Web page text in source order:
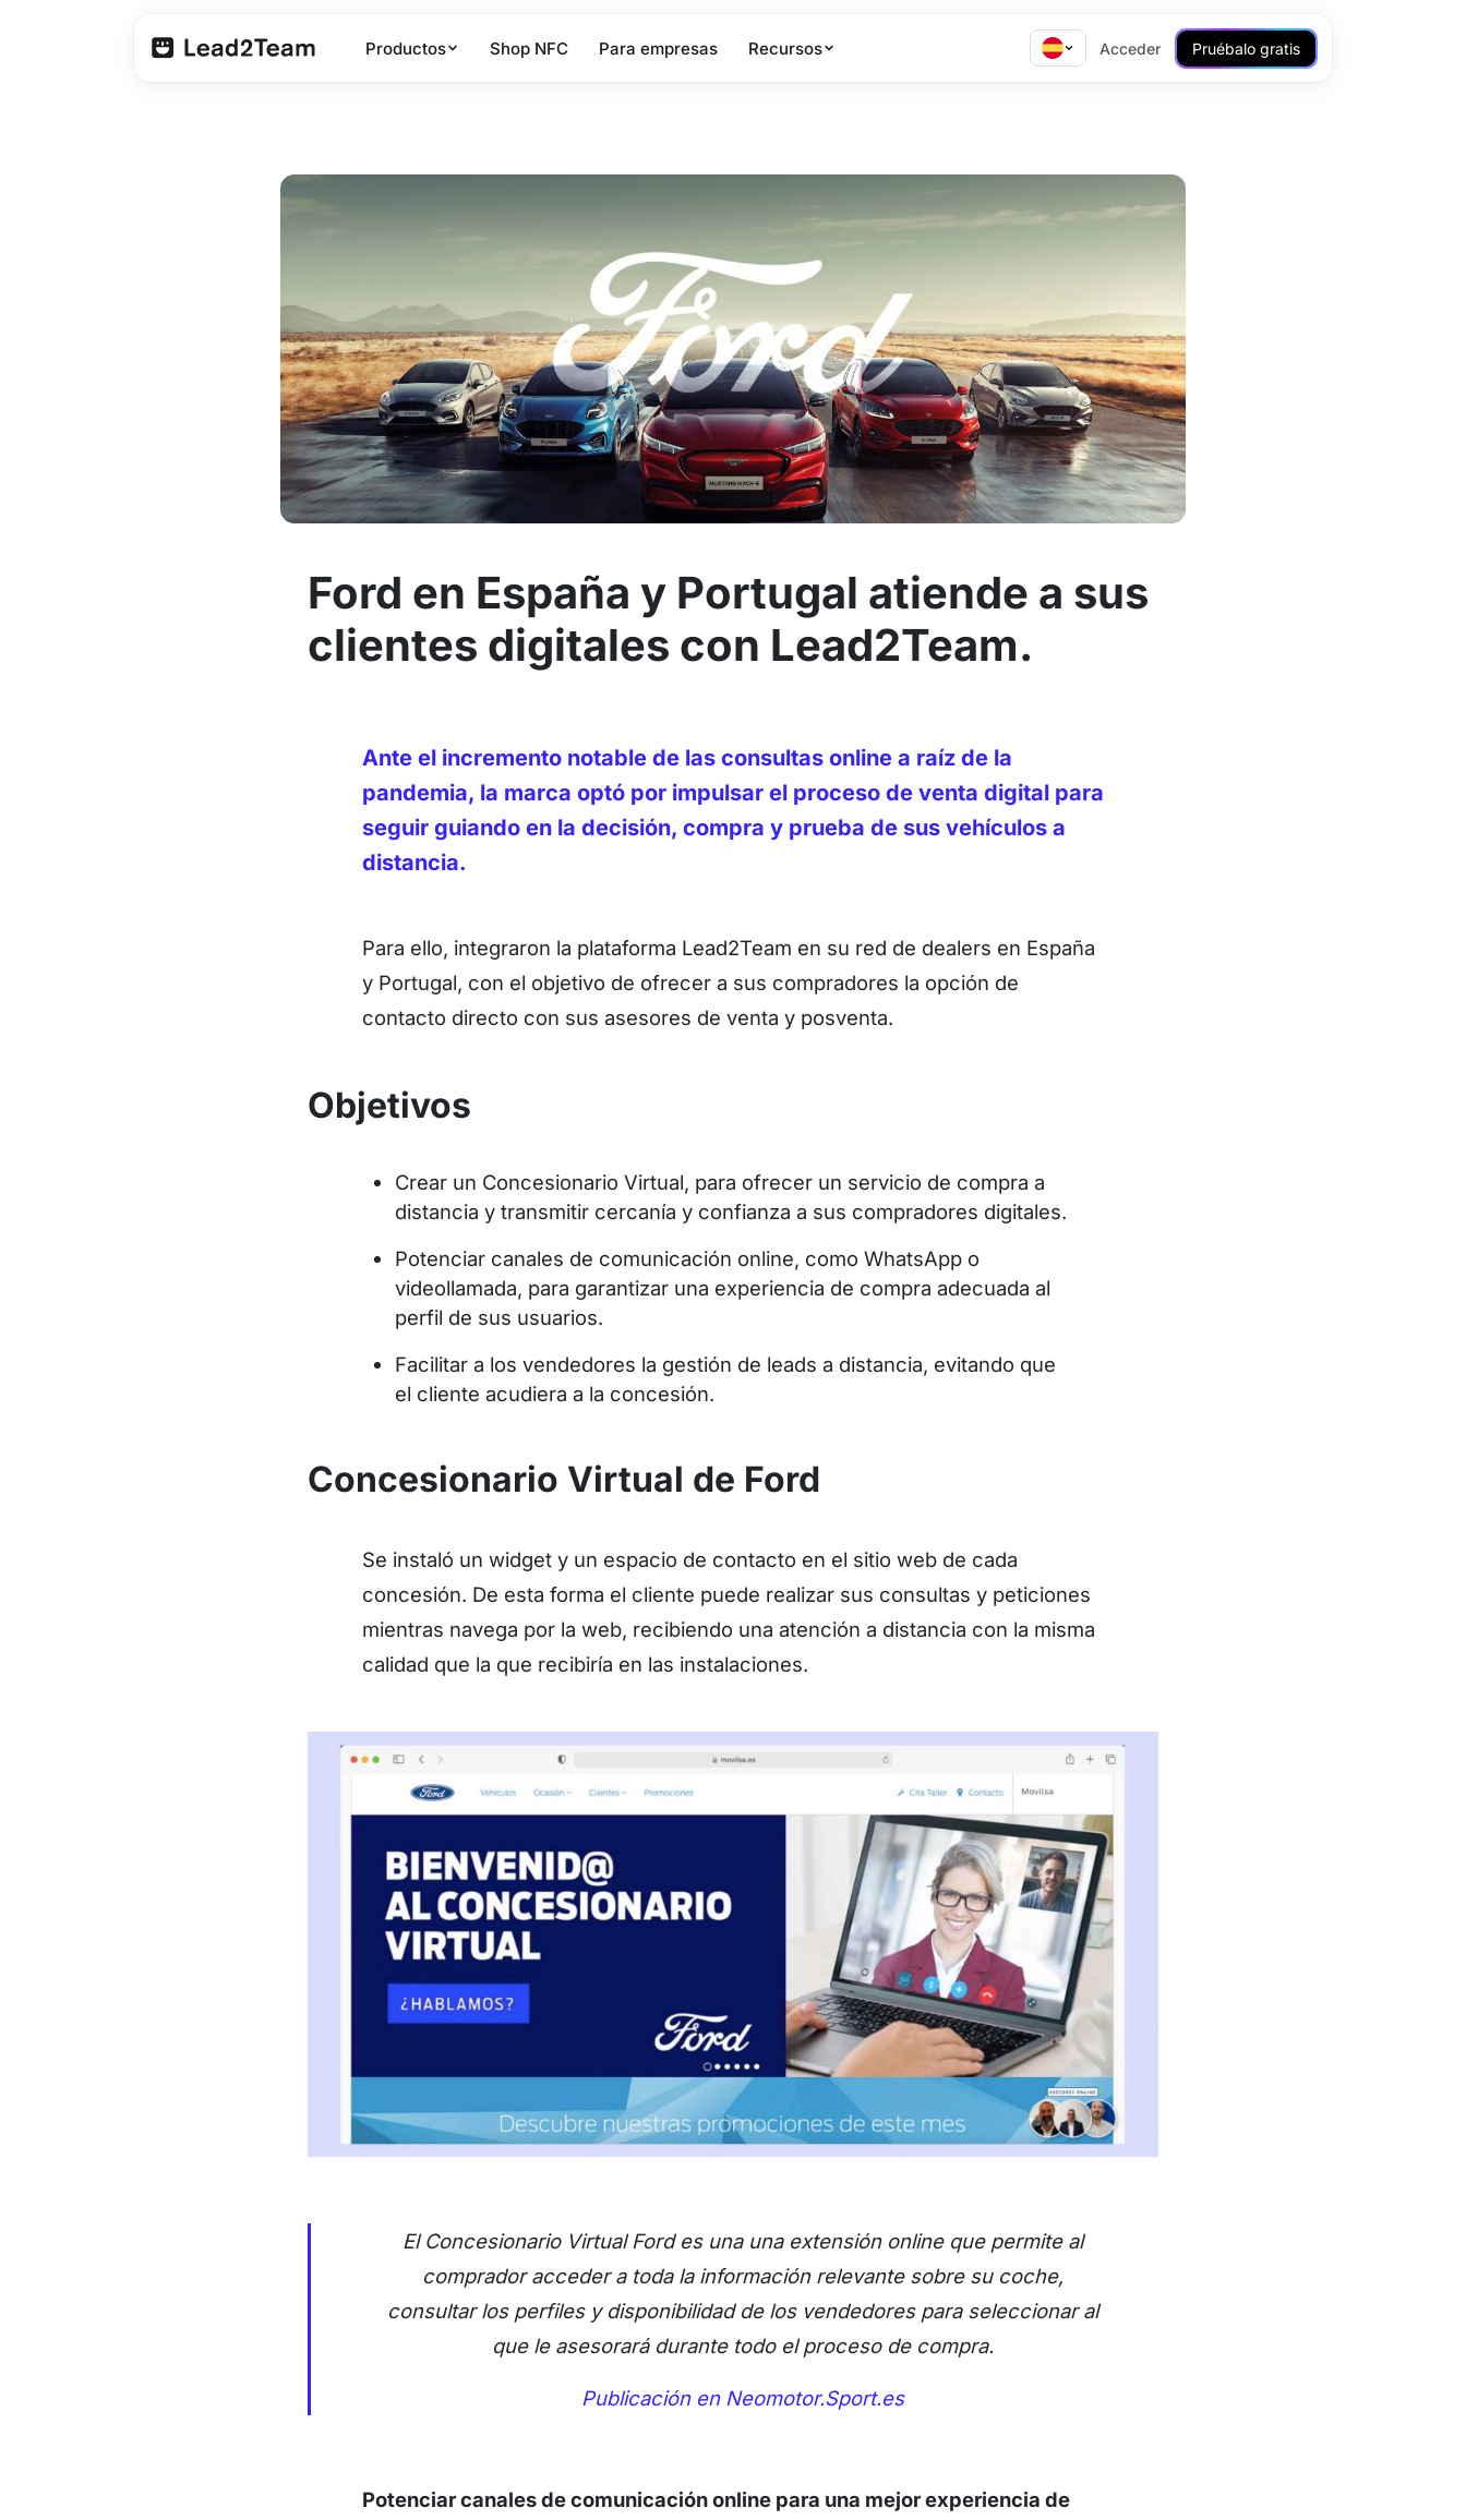
Productos Shop NFC Para empresas Recursos Acceder Pruébalo gratis
Ford en España y Portugal atiende a sus
clientes digitales con Lead2Team.
Ante el incremento notable de las consultas online a raíz de la
pandemia, la marca optó por impulsar el proceso de venta digital para
seguir guiando en la decisión, compra y prueba de sus vehículos a
distancia.
Para ello, integraron la plataforma Lead2Team en su red de dealers en España
y Portugal, con el objetivo de ofrecer a sus compradores la opción de
contacto directo con sus asesores de venta y posventa.
Objetivos
Crear un Concesionario Virtual, para ofrecer un servicio de compra a
distancia y transmitir cercanía y confianza a sus compradores digitales.
Potenciar canales de comunicación online, como WhatsApp o
videollamada, para garantizar una experiencia de compra adecuada al
perfil de sus usuarios.
Facilitar a los vendedores la gestión de leads a distancia, evitando que
el cliente acudiera a la concesión.
Concesionario Virtual de Ford
Se instaló un widget y un espacio de contacto en el sitio web de cada
concesión. De esta forma el cliente puede realizar sus consultas y peticiones
mientras navega por la web, recibiendo una atención a distancia con la misma
calidad que la que recibiría en las instalaciones.
El Concesionario Virtual Ford es una una extensión online que permite al
comprador acceder a toda la información relevante sobre su coche,
consultar los perfiles y disponibilidad de los vendedores para seleccionar al
que le asesorará durante todo el proceso de compra.
Publicación en Neomotor.Sport.es
Potenciar canales de comunicación online para una mejor experiencia de